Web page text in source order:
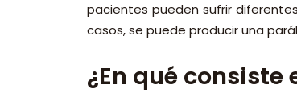
pacientes pueden sufrir
casos, se puede producir una
¿En qué